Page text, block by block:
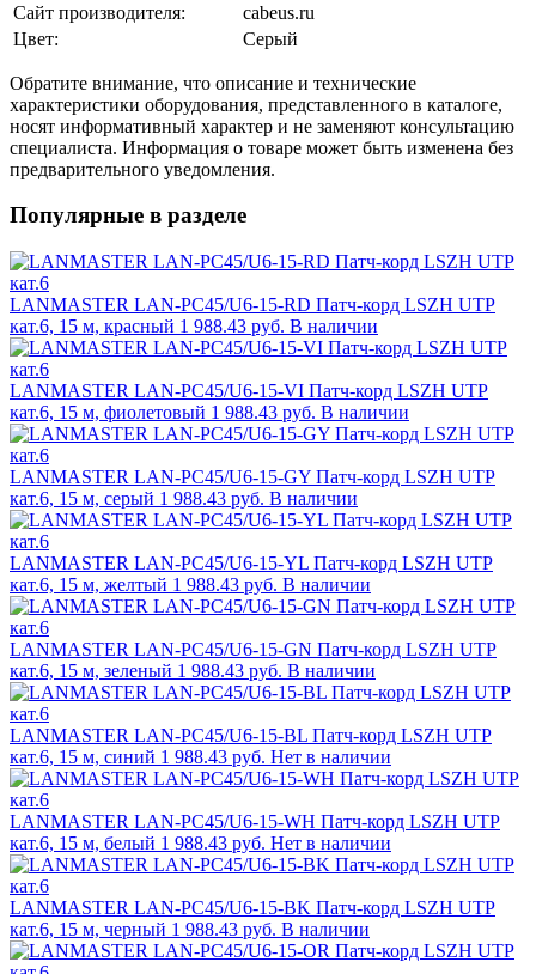
Сайт производителя:
cabeus.ru
Цвет:
Серый
Обратите внимание, что описание и технические
характеристики оборудования, представленного в каталоге,
носят информативный характер и не заменяют консультацию
специалиста. Информация о товаре может быть изменена без
предварительного уведомления.
Популярные в разделе
LANMASTER LAN-PC45/U6-15-RD Патч-корд LSZH UTP
кат.6, 15 м, красный 1 988.43 руб. В наличии
LANMASTER LAN-PC45/U6-15-VI Патч-корд LSZH UTP
кат.6, 15 м, фиолетовый 1 988.43 руб. В наличии
LANMASTER LAN-PC45/U6-15-GY Патч-корд LSZH UTP
кат.6, 15 м, серый 1 988.43 руб. В наличии
LANMASTER LAN-PC45/U6-15-YL Патч-корд LSZH UTP
кат.6, 15 м, желтый 1 988.43 руб. В наличии
LANMASTER LAN-PC45/U6-15-GN Патч-корд LSZH UTP
кат.6, 15 м, зеленый 1 988.43 руб. В наличии
LANMASTER LAN-PC45/U6-15-BL Патч-корд LSZH UTP
кат.6, 15 м, синий 1 988.43 руб. Нет в наличии
LANMASTER LAN-PC45/U6-15-WH Патч-корд LSZH UTP
кат.6, 15 м, белый 1 988.43 руб. Нет в наличии
LANMASTER LAN-PC45/U6-15-BK Патч-корд LSZH UTP
кат.6, 15 м, черный 1 988.43 руб. В наличии